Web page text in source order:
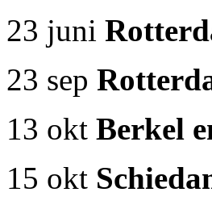
23 juni
23 sep
13 okt Berkel
15 okt